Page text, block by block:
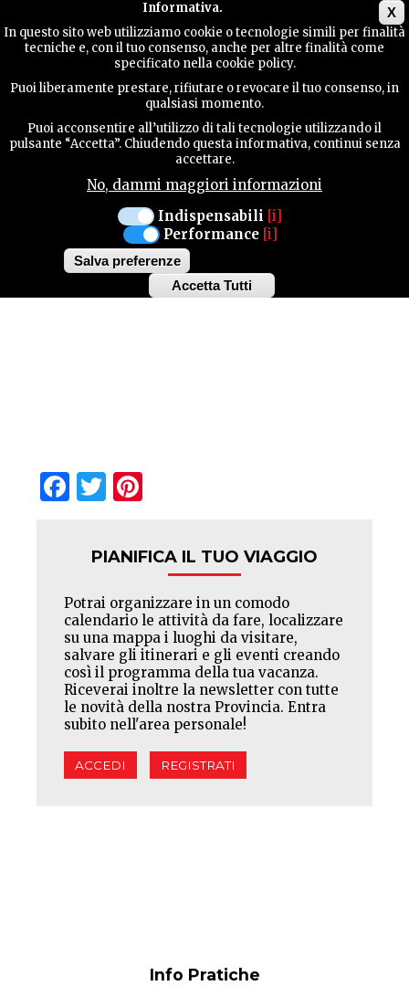
X
Informativa.
In questo sito web utilizziamo cookie o tecnologie simili per finalità
tecniche e, con il tuo consenso, anche per altre finalità come
specificato nella cookie policy.
Puoi liberamente prestare, rifiutare o revocare il tuo consenso, in
qualsiasi momento.
Puoi acconsentire all’utilizzo di tali tecnologie utilizzando il
pulsante “Accetta”. Chiudendo questa informativa, continui senza
accettare.
No, dammi maggiori informazioni
Indispensabili [i]
Performance [i]
Salva preferenze
Accetta Tutti
Withdraw
CONTATTI
Facebook
Twitter
PIANIFICA IL TUO VIAGGIO
Potrai organizzare in un comodo
calendario le attività da fare, localizzare
su una mappa i luoghi da visitare,
salvare gli itinerari e gli eventi creando
così il programma della tua vacanza.
Riceverai inoltre la newsletter con tutte
le novità della nostra Provincia. Entra
subito nell'area personale!
ACCEDI REGISTRATI
Info Pratiche